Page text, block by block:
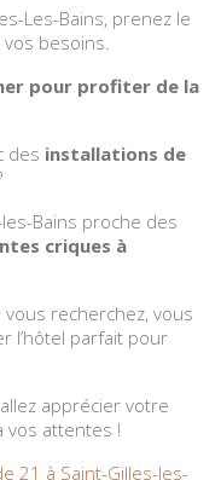
Les-Bains, prenez le
besoins.
pour profiter de la
des installations de
Bains proche des
criques à
recherchez, vous
l’hôtel parfait pour
apprécier votre
vos attentes !
21 à Saint-Gilles-les-